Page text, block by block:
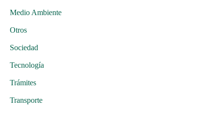
Medio Ambiente
Otros
Sociedad
Tecnología
Trámites
Transporte